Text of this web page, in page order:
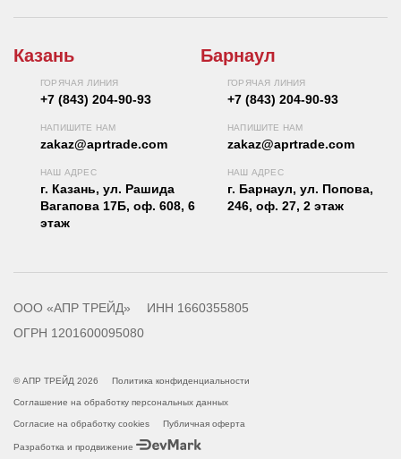
Казань
ГОРЯЧАЯ ЛИНИЯ
+7 (843) 204-90-93
НАПИШИТЕ НАМ
zakaz@aprtrade.com
НАШ АДРЕС
г. Казань, ул. Рашида
Вагапова 17Б, оф. 608, 6
этаж
Барнаул
ГОРЯЧАЯ ЛИНИЯ
+7 (843) 204-90-93
НАПИШИТЕ НАМ
zakaz@aprtrade.com
НАШ АДРЕС
г. Барнаул, ул. Попова,
246, оф. 27, 2 этаж
ООО «АПР ТРЕЙД»
ИНН 1660355805
ОГРН 1201600095080
© АПР ТРЕЙД 2026 Политика конфиденциальности
Соглашение на обработку персональных данных
Согласие на обработку cookies Публичная оферта
Разработка и продвижение